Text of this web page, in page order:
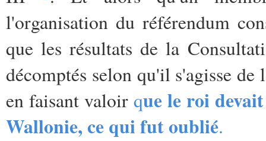
l'organisation du référendum
que les résultats de la
décomptés selon qu'il s'agisse
en faisant valoir que le roi
Wallonie, ce qui fut oublié.